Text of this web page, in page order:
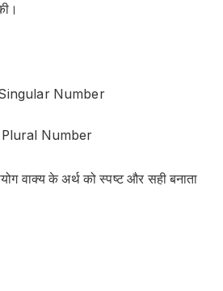
Number
Number
वाक्य के अर्थ को स्पष्ट और सही बनाता